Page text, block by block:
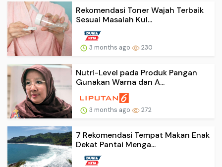
Rekomendasi Toner Wajah Terbaik
Sesuai Masalah Kul...
3 months ago 230
Nutri-Level pada Produk Pangan
Gunakan Warna dan A...
3 months ago 272
7 Rekomendasi Tempat Makan Enak
Dekat Pantai Menga...